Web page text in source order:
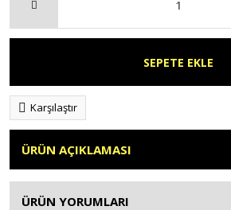
SEPETE EKLE
Karşılaştır
ÜRÜN AÇIKLAMASI
ÜRÜN YORUMLARI